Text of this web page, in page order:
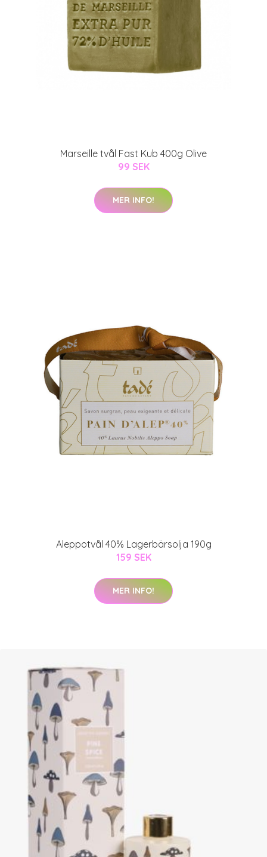
Marseille tvål Fast Kub 400g Olive
99 SEK
MER INFO!
Aleppotvål 40% Lagerbärsolja 190g
159 SEK
MER INFO!